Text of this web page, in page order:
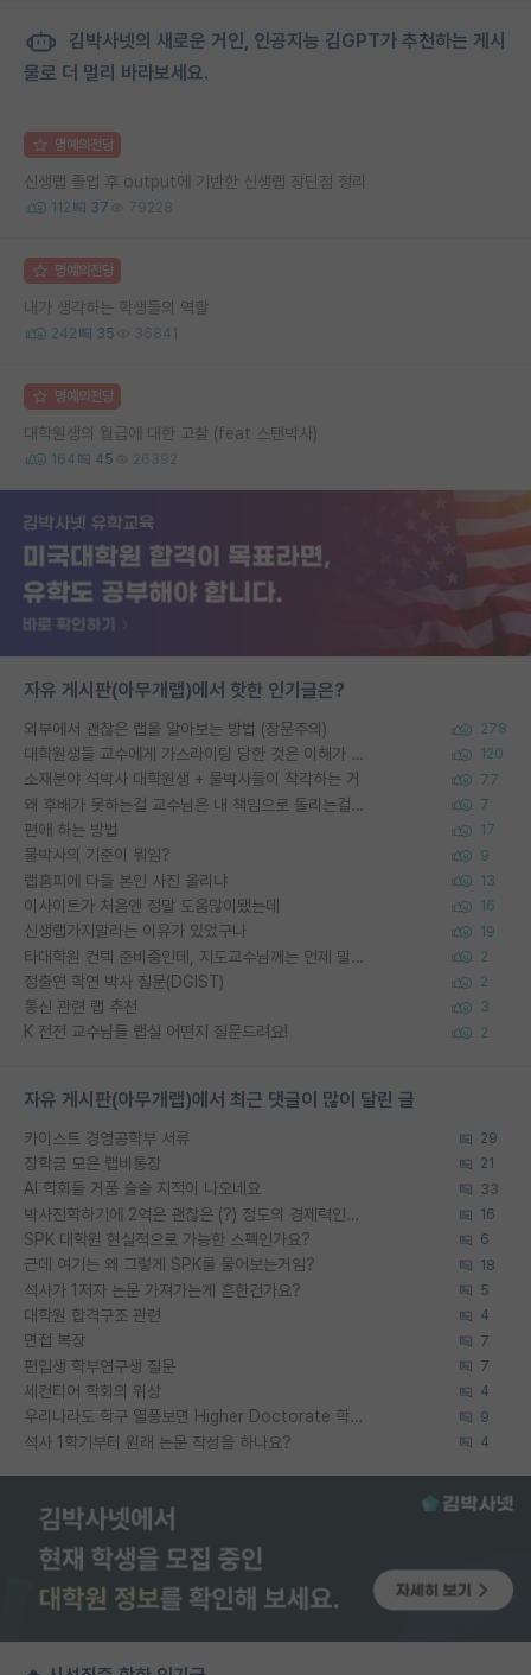
김박사넷의 새로운 거인, 인공지능 김GPT가 추천하는 게시
물로 더 멀리 바라보세요.
명예의전당
신생랩 졸업 후 output에 기반한 신생랩 장단점 정리
112 37 79228
명예의전당
내가 생각하는 학생들의 역할
242 35 36841
명예의전당
대학원생의 월급에 대한 고찰 (feat 스탠박사)
164 45 26392
자유 게시판(아무개랩)에서 핫한 인기글은?
외부에서 괜찮은 랩을 알아보는 방법 (장문주의) 278
대학원생들 교수에게 가스라이팅 당한 것은 이해가 갑니다. 안타깝네요. 120
소재분야 석박사 대학원생 + 물박사들이 착각하는 거 77
왜 후배가 못하는걸 교수님은 내 책임으로 돌리는걸까요? 7
편애 하는 방법 17
물박사의 기준이 뭐임? 9
랩홈피에 다들 본인 사진 올리냐 13
이사이트가 처음엔 정말 도움많이됐는데 16
신생랩가지말라는 이유가 있었구나 19
타대학원 컨텍 준비중인데, 지도교수님께는 언제 말씀드려야 할까요? 2
정출연 학연 박사 질문(DGIST) 2
통신 관련 랩 추천 3
K 전전 교수님들 랩실 어떤지 질문드려요! 2
자유 게시판(아무개랩)에서 최근 댓글이 많이 달린 글
카이스트 경영공학부 서류 29
장학금 모은 랩비통장 21
AI 학회들 거품 슬슬 지적이 나오네요 33
박사진학하기에 2억은 괜찮은 (?) 정도의 경제력인가요 16
SPK 대학원 현실적으로 가능한 스펙인가요? 6
근데 여기는 왜 그렇게 SPK를 물어보는거임? 18
석사가 1저자 논문 가져가는게 흔한건가요? 5
대학원 합격구조 관련 4
면접 복장 7
편입생 학부연구생 질문 7
세컨티어 학회의 위상 4
우리나라도 학구 열풍보면 Higher Doctorate 학위가 필요하다고 봅니다. 9
석사 1학기부터 원래 논문 작성을 하나요? 4